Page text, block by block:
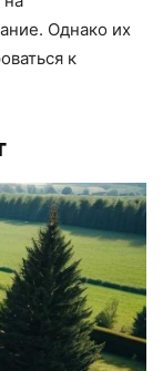
Однако их
к